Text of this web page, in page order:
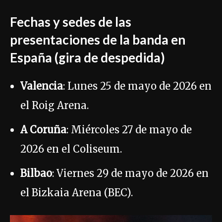
Fechas y sedes de las
presentaciones de la banda en
España (gira de despedida)
Valencia: Lunes 25 de mayo de 2026 en
el Roig Arena.
A Coruña: Miércoles 27 de mayo de
2026 en el Coliseum.
Bilbao: Viernes 29 de mayo de 2026 en
el Bizkaia Arena (BEC).